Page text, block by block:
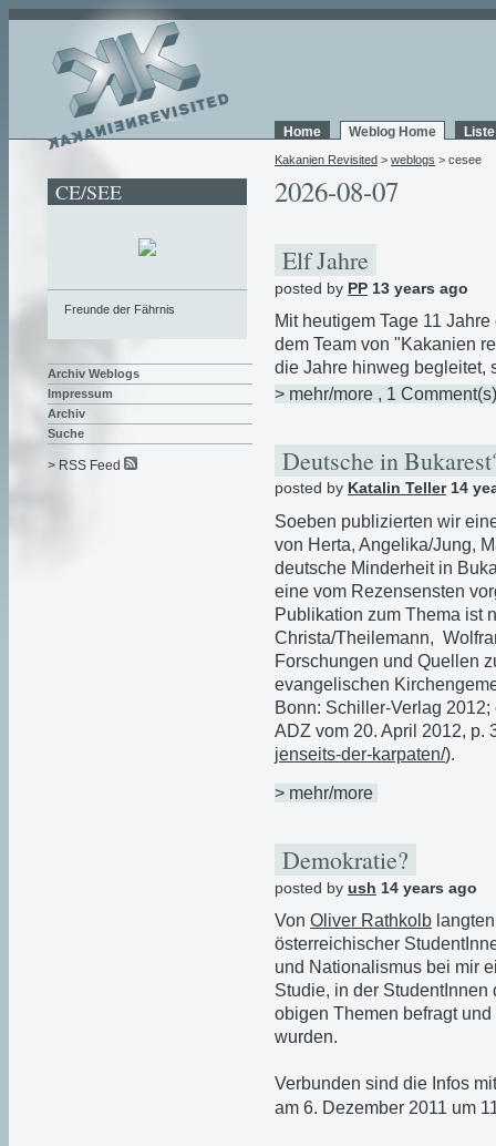
Home Weblog Home
Kakanien Revisited > weblogs > cesee
2026-08-07
Elf Jahre
posted by PP 13 years ago
Mit heutigem Tage 11
dem Team von "Kakanien
die Jahre hinweg begleitet,
> mehr/more , 1 Comment(s)
Deutsche in
posted by Katalin Teller14
Soeben publizierten wir
von Herta, Angelika/Jung,
deutsche Minderheit in
eine vom Rezensensten
Publikation zum Thema ist
Christa/Theilemann,
Forschungen und Quellen
evangelischen
Bonn: Schiller-Verlag
ADZ vom 20. April 2012, p.
jenseits-der-karpaten/).
> mehr/more
Demokratie?
posted by ush 14 years ago
Von Oliver Rathkolb
österreichischer
und Nationalismus bei mir
Studie, in der
obigen Themen befragt
wurden.
Verbunden sind die Infos
am 6. Dezember 2011 um
CE/SEE
Freunde der Fährnis
Archiv Weblogs
Impressum
Archiv
Suche
> RSS Feed